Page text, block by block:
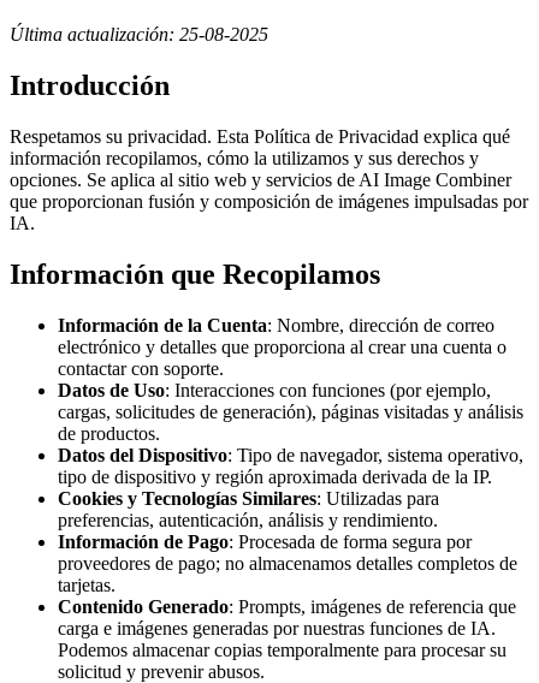
Última actualización: 25-08-2025
Introducción
Respetamos su privacidad. Esta Política de Privacidad explica qué
información recopilamos, cómo la utilizamos y sus derechos y
opciones. Se aplica al sitio web y servicios de AI Image Combiner
que proporcionan fusión y composición de imágenes impulsadas por
IA.
Información que Recopilamos
Información de la Cuenta: Nombre, dirección de correo
electrónico y detalles que proporciona al crear una cuenta o
contactar con soporte.
Datos de Uso: Interacciones con funciones (por ejemplo,
cargas, solicitudes de generación), páginas visitadas y análisis
de productos.
Datos del Dispositivo: Tipo de navegador, sistema operativo,
tipo de dispositivo y región aproximada derivada de la IP.
Cookies y Tecnologías Similares: Utilizadas para
preferencias, autenticación, análisis y rendimiento.
Información de Pago: Procesada de forma segura por
proveedores de pago; no almacenamos detalles completos de
tarjetas.
Contenido Generado: Prompts, imágenes de referencia que
carga e imágenes generadas por nuestras funciones de IA.
Podemos almacenar copias temporalmente para procesar su
solicitud y prevenir abusos.